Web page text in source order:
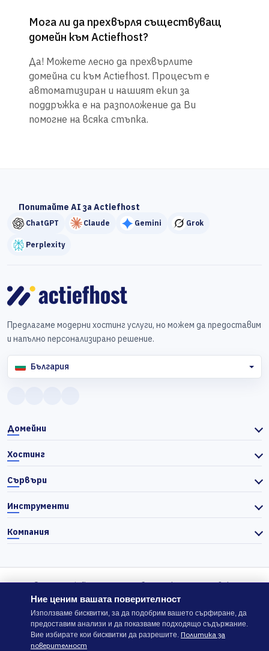
Мога ли да прехвърля съществуващ
домейн към Actiefhost?
Да! Можете лесно да прехвърлите
домейна си към Actiefhost. Процесът е
автоматизиран и нашият екип за
поддръжка е на разположение да Ви
помогне на всяка стъпка.
Попитайте AI за Actiefhost
ChatGPT Claude Gemini Grok
Perplexity
Предлагаме модерни хостинг услуги, но можем да предоставим
и напълно персонализирано решение.
България
Домейни
Хостинг
Сървъри
Инструменти
Компания
© 2026 Actiefhost. Съгласно българското търговско
законодателство цените в сайта се показват без ДДС, а ДДС се
изчислява отделно при завършване на поръчката, когато е
приложимо.
Ние ценим вашата поверителност
Използваме бисквитки, за да подобрим вашето сърфиране, да
предоставим анализи и да показваме подходящо съдържание.
Вие избирате кои бисквитки да разрешите. Политика за
поверителност